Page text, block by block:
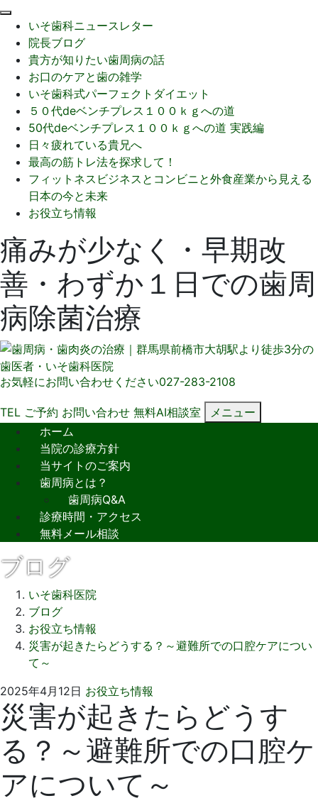
いそ歯科ニュースレター
院長ブログ
貴方が知りたい歯周病の話
お口のケアと歯の雑学
いそ歯科式パーフェクトダイエット
５０代deベンチプレス１００ｋｇへの道
50代deベンチプレス１００ｋｇへの道 実践編
日々疲れている貴兄へ
最高の筋トレ法を探求して！
フィットネスビジネスとコンビニと外食産業から見える
日本の今と未来
お役立ち情報
痛みが少なく・早期改
善・わずか１日での歯周
病除菌治療
お気軽にお問い合わせください027-283-2108
TEL ご予約 お問い合わせ 無料AI相談室
メニュー
ホーム
当院の診療方針
当サイトのご案内
歯周病とは？
歯周病Q&A
診療時間・アクセス
無料メール相談
ブログ
いそ歯科医院
ブログ
お役立ち情報
災害が起きたらどうする？～避難所での口腔ケアについ
て～
2025年4月12日 お役立ち情報
年
3
月
30
そ
歯
科
医
災害が起きたらどうす
る？～避難所での口腔ケ
アについて～